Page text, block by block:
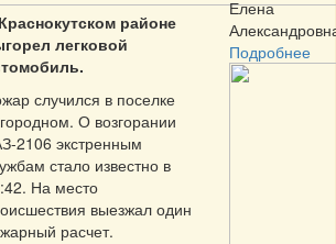
районе
легковой
случился в поселке
О возгорании
2106 экстренным
стало известно в
На место
выезжал один
расчет.
Елена
Подробнее